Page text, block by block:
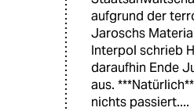
aufgrund der
Jaroschs
Interpol schrieb
daraufhin Ende
aus.
nichts passiert....